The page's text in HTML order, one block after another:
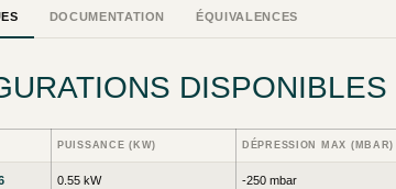
DOCUMENTATION ÉQUIVALENCES
DISPONIBLES
PUISSANCE (KW) DÉPRESSION MAX (MBAR)
0.55 kW -250 mbar